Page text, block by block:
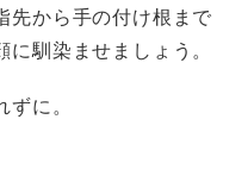
先から手の付け根まで
馴染ませましょう。
に。